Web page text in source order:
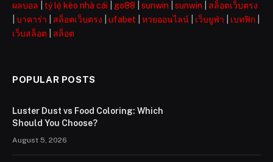
ผลบอล
tỷ lệ kèo nhà cái go88 sunwin sunwin
สล็อตเว็บตรง
บาคาร่า สล็อตเว็บตรง ufabet หวยออนไลน์ เว็บยูฟ่า เบทฟิก
เว็บสล็อต
สล็อต
POPULAR POSTS
Luster Dust vs Food Coloring: Which
Should You Choose?
August 5, 2026